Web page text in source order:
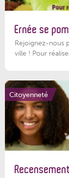
Ernée se
Rejoignez-nous
ville ! Pour
Citoyenneté